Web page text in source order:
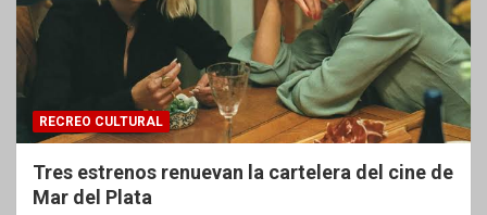
RECREO CULTURAL
Tres estrenos renuevan la cartelera del cine de
Mar del Plata